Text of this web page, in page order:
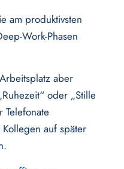
am produktivsten
Work-Phasen
aber
oder „Stille
Telefonate
auf später